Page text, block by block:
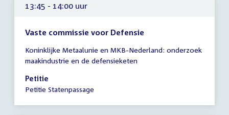
13:45 - 14:00 uur
Vaste commissie voor Defensie
vergadering
13:45
-
14:00
Koninklijke Metaalunie en MKB-Nederland: onderzoek
maakindustrie en de defensieketen
Petitie
Petitie Statenpassage